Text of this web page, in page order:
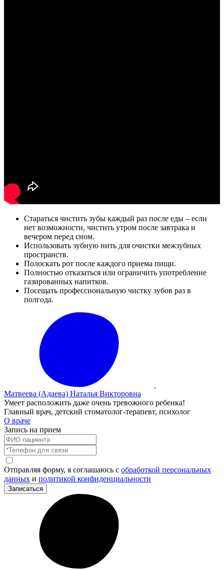
Стараться чистить зубы каждый раз после еды – если
нет возможности, чистить утром после завтрака и
вечером перед сном.
Использовать зубную нить для очистки межзубных
пространств.
Полоскать рот после каждого приема пищи.
Полностью отказаться или ограничить употребление
газированных напитков.
Посещать профессиональную чистку зубов раз в
полгода.
Матвеева (Адаева) Наталья Викторовна
Умеет расположить даже очень тревожного ребенка!
Главный врач, детский стоматолог-терапевт, психолог
О враче
Запись на прием
Отправляя форму, я соглашаюсь с обработкой персональных
данных и политикой конфиденциальности
Записаться